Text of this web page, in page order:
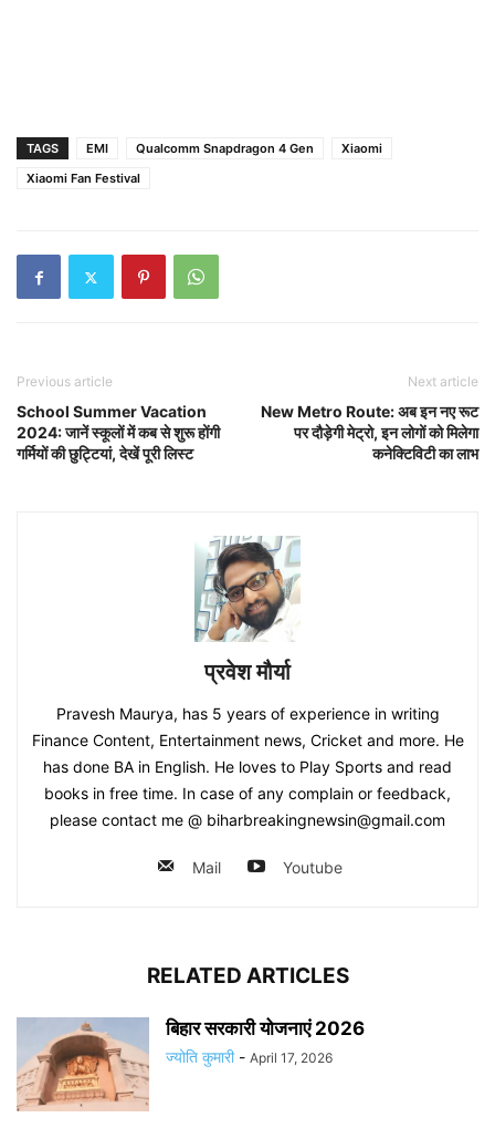
TAGS EMI Qualcomm Snapdragon 4 Gen
Xiaomi
Xiaomi Fan Festival
Previous article
School Summer Vacation
2024: जानें स्कूलों में कब से शुरू होंगी
गर्मियों की छुट्टियां, देखें पूरी लिस्ट
Next article
New Metro Route: अब इन नए रूट
पर दौड़ेगी मेट्रो, इन लोगों को मिलेगा
कनेक्टिविटी का लाभ
प्रवेश मौर्या
Pravesh Maurya, has 5 years of experience in writing
Finance Content, Entertainment news, Cricket and more. He
has done BA in English. He loves to Play Sports and read
books in free time. In case of any complain or feedback,
please contact me @ biharbreakingnewsin@gmail.com
Mail Youtube
RELATED ARTICLES
बिहार सरकारी योजनाएं 2026
ज्योति कुमारी - April 17, 2026